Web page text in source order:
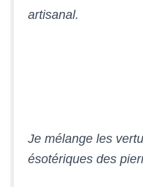
artisanal.
Je mélange les
ésotériques des